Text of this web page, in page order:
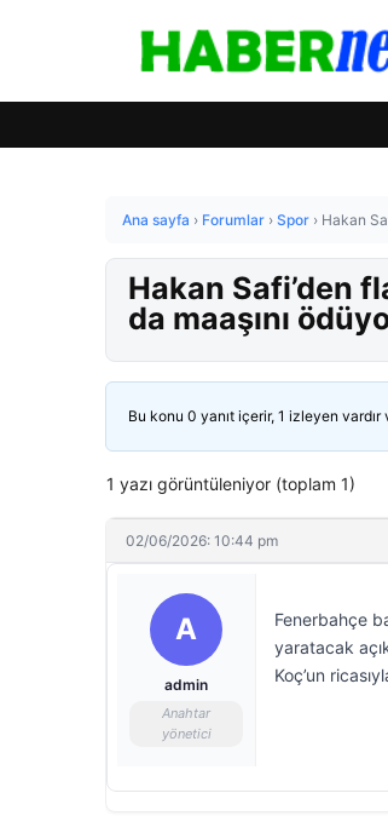
Ana sayfa › Forumlar › Spor › Hakan
Hakan Safi’den
da maaşını
Bu konu 0 yanıt içerir, 1 izleyen vardır
1 yazı görüntüleniyor (toplam 1)
02/06/2026: 10:44 pm
A
admin
Anahtar
yönetici
Fenerbahçe
yaratacak
Koç’un